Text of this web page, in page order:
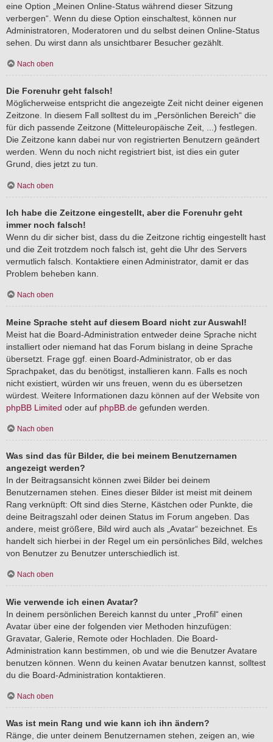
eine Option „Meinen Online-Status während dieser Sitzung
verbergen“. Wenn du diese Option einschaltest, können nur
Administratoren, Moderatoren und du selbst deinen Online-Status
sehen. Du wirst dann als unsichtbarer Besucher gezählt.
Nach oben
Die Forenuhr geht falsch!
Möglicherweise entspricht die angezeigte Zeit nicht deiner eigenen
Zeitzone. In diesem Fall solltest du im „Persönlichen Bereich“ die
für dich passende Zeitzone (Mitteleuropäische Zeit, ...) festlegen.
Die Zeitzone kann dabei nur von registrierten Benutzern geändert
werden. Wenn du noch nicht registriert bist, ist dies ein guter
Grund, dies jetzt zu tun.
Nach oben
Ich habe die Zeitzone eingestellt, aber die Forenuhr geht
immer noch falsch!
Wenn du dir sicher bist, dass du die Zeitzone richtig eingestellt hast
und die Zeit trotzdem noch falsch ist, geht die Uhr des Servers
vermutlich falsch. Kontaktiere einen Administrator, damit er das
Problem beheben kann.
Nach oben
Meine Sprache steht auf diesem Board nicht zur Auswahl!
Meist hat die Board-Administration entweder deine Sprache nicht
installiert oder niemand hat das Forum bislang in deine Sprache
übersetzt. Frage ggf. einen Board-Administrator, ob er das
Sprachpaket, das du benötigst, installieren kann. Falls es noch
nicht existiert, würden wir uns freuen, wenn du es übersetzen
würdest. Weitere Informationen dazu können auf der Website von
phpBB Limited oder auf phpBB.de gefunden werden.
Nach oben
Was sind das für Bilder, die bei meinem Benutzernamen
angezeigt werden?
In der Beitragsansicht können zwei Bilder bei deinem
Benutzernamen stehen. Eines dieser Bilder ist meist mit deinem
Rang verknüpft: Oft sind dies Sterne, Kästchen oder Punkte, die
deine Beitragszahl oder deinen Status im Forum angeben. Das
andere, meist größere, Bild wird auch als „Avatar“ bezeichnet. Es
handelt sich hierbei in der Regel um ein persönliches Bild, welches
von Benutzer zu Benutzer unterschiedlich ist.
Nach oben
Wie verwende ich einen Avatar?
In deinem persönlichen Bereich kannst du unter „Profil“ einen
Avatar über eine der folgenden vier Methoden hinzufügen:
Gravatar, Galerie, Remote oder Hochladen. Die Board-
Administration kann bestimmen, ob und wie die Benutzer Avatare
benutzen können. Wenn du keinen Avatar benutzen kannst, solltest
du die Board-Administration kontaktieren.
Nach oben
Was ist mein Rang und wie kann ich ihn ändern?
Ränge, die unter deinem Benutzernamen stehen, zeigen an, wie